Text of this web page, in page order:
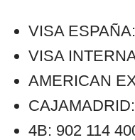
VISA
VISA
AMERICAN
4B: 902 114